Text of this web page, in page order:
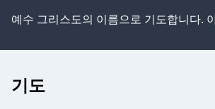
예수 그리스도의 이름으로 기도합니다.
기도